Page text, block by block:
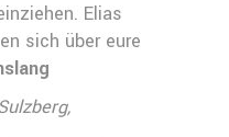
Elias
sich über eure